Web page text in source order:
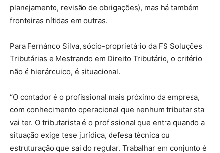
planejamento, revisão de obrigações), mas há também
fronteiras nítidas em outras.
Para Fernándo Silva, sócio-proprietário da FS Soluções
Tributárias e Mestrando em Direito Tributário, o critério
não é hierárquico, é situacional.
“O contador é o profissional mais próximo da empresa,
com conhecimento operacional que nenhum tributarista
vai ter. O tributarista é o profissional que entra quando a
situação exige tese jurídica, defesa técnica ou
estruturação que sai do regular. Trabalhar em conjunto é